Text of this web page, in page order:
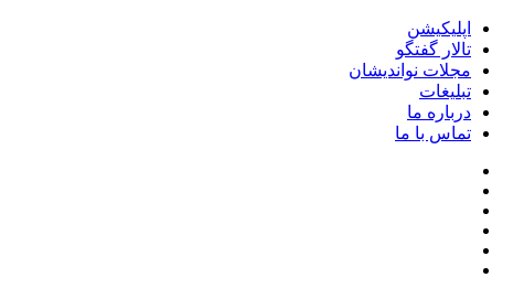
اپلیکیشن
تالار گفتگو
مجلات نواندیشان
تبلیغات
درباره ما
تماس با ما